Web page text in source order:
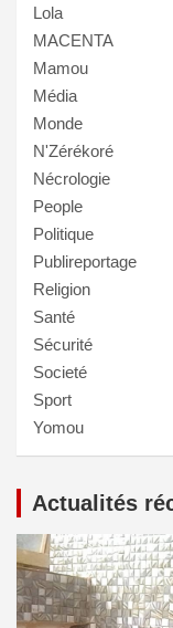
Lola
MACENTA
Mamou
Média
Monde
N'Zérékoré
Nécrologie
People
Politique
Publireportage
Religion
Santé
Sécurité
Societé
Sport
Yomou
Actualités